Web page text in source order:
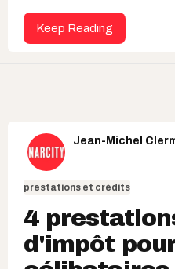
Keep Reading
Jean-Michel
prestations et crédits
4
d'impôt